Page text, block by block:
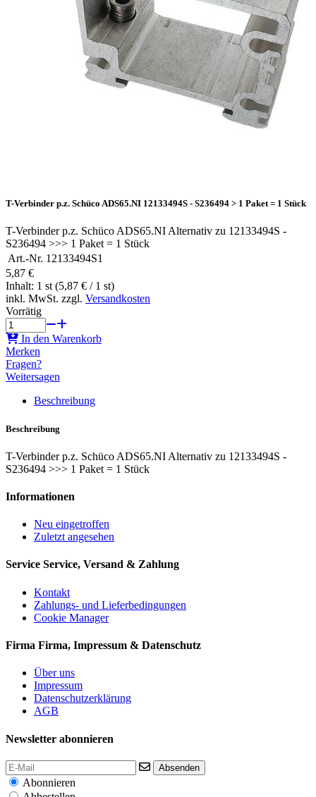
T-Verbinder p.z. Schüco ADS65.NI 12133494S - S236494 > 1 Paket = 1 Stück
T-Verbinder p.z. Schüco ADS65.NI Alternativ zu 12133494S -
S236494 >>> 1 Paket = 1 Stück
Art.-Nr. 12133494S1
5,87 €
Inhalt: 1 st (5,87 € / 1 st)
inkl. MwSt. zzgl. Versandkosten
Vorrätig
In den Warenkorb
Merken
Fragen?
Weitersagen
Beschreibung
Beschreibung
T-Verbinder p.z. Schüco ADS65.NI Alternativ zu 12133494S -
S236494 >>> 1 Paket = 1 Stück
Informationen
Neu eingetroffen
Zuletzt angesehen
Service Service, Versand & Zahlung
Kontakt
Zahlungs- und Lieferbedingungen
Cookie Manager
Firma Firma, Impressum & Datenschutz
Über uns
Impressum
Datenschutzerklärung
AGB
Newsletter abonnieren
Absenden
Abonnieren